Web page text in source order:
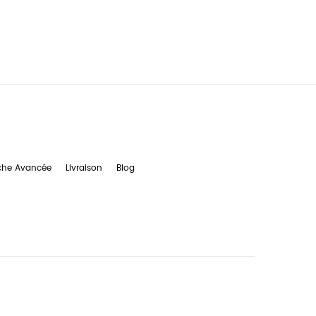
Avancée Livraison Blog